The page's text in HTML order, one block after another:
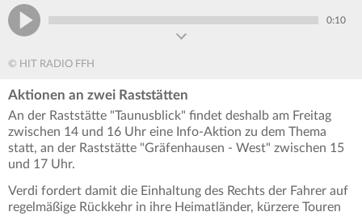
0:10
© HIT RADIO FFH
Aktionen an zwei Raststätten
An der Raststätte "Taunusblick" findet deshalb am Freitag
zwischen 14 und 16 Uhr eine Info-Aktion zu dem Thema
statt, an der Raststätte "Gräfenhausen - West" zwischen 15
und 17 Uhr.
Verdi fordert damit die Einhaltung des Rechts der Fahrer auf
regelmäßige Rückkehr in ihre Heimatländer, kürzere Touren